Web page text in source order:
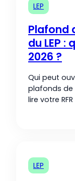
LEP
Plafond
du LEP :
2026 ?
Qui peut
plafonds de
lire votre
LEP